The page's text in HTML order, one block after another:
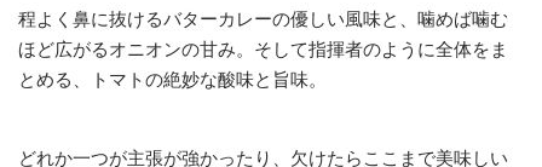
程よく鼻に抜けるバターカレーの優しい風味と、噛めば噛む
ほど広がるオニオンの甘み。そして指揮者のように全体をま
とめる、トマトの絶妙な酸味と旨味。
どれか一つが主張が強かったり、欠けたらここまで美味しい